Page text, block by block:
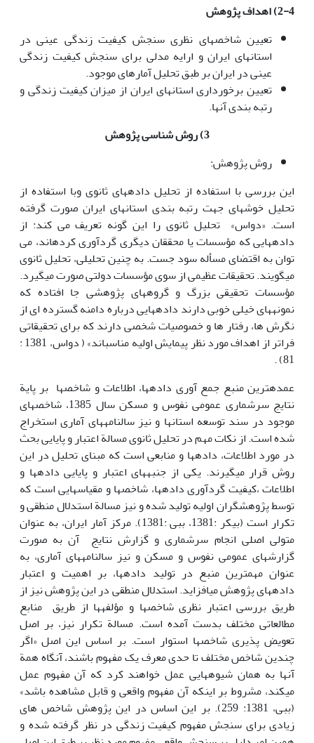
2-4) اهداف پژوهش
تعیین شاخص‎های نظری سنجش کیفیت زندگی عینی در
استان‎های ایران و ارایه مدلی برای سنجش کیفیت زندگی
عینی در ایران بر طبق تحلیل آمارهای موجود.
تعیین برخورداری استان‎های ایران از میزان کیفیت زندگی و
رتبه بندی آن‏ها‏.
3) روش شناسی پژوهش
روش پژوهش:
این بررسی با استفاده از تحلیل داده‏ها‏ی ثانوی وبا استفاده از
تحلیل خوشه‎ای جهت رتبه بندی استان‎های ایران صورت گرفته
است. «دواس» تحلیل ثانوی را این گونه تعریف می کند: از
داده‏ها‏یی که مؤسسات یا محققان دیگری گردآوری کرده‏اند، می
توان به اقتضای مسأله سود جست. به چنین تحلیلی، تحلیل ثانوی
می‎گویند. تحقیقات عظیمی از سوی مؤسسات دولتی صورت می‎گیرد.
مؤسسات تحقیقی بزرگ و گروه‏ها‏ی پژوهشی جا افتاده که
نمونه‏ها‏ی خیلی خوبی دارند داده‏ها‏یی درباره دامنه گسترده ای از
نگرش ها، رفتار ها و خصوصیات شخصی دارند که برای تحقیقاتی
فراتر از اهداف مورد نظر پیمایش اولیه مناسب‎اند» ( دواس، 1381 :
81) .
عمده‎ترین منبع جمع آوری داده‏ها‏، اطلاعات و شاخص‎ها بر پایة
نتایج سرشماری عمومی نفوس و مسکن سال 1385، شاخص‎های
موجود در سند توسعه استان‎ها و نیز سالنامه‏ها‏ی آماری استخراج
شده است. از نکات مهم در تحلیل ثانوی مسالة اعتبار و پایایی بحث
در مورد اطلاعات، داده‏ها‏ و منابعی است که مبنای تحلیل در این
روش قرار می‏گیرند. یکی از جنبه‏ها‏ی اعتبار و پایایی داده‏ها و
اطلاعات ،کیفیت گردآوری داده‏ها‏، شاخص‎ها و مقیاس‎هایی است که
توسط پژوهشگران اولیه تولید شده و نیز مسالة استدلال منطقی و
تکرار است (بیکر :1381، ببی :1381). مرکز آمار ایران، به عنوان
متولی اصلی انجام سرشماری و گزارش نتایج آن به صورت
گزارش‎های عمومی نفوس و مسکن و نیز سالنامه‏ها‏ی آماری، به
عنوان مهم‏ترین منبع در تولید داده‏ها‏، بر اهمیت و اعتبار
داده‎های پژوهش می‏افزاید. استدلال منطقی در این پژوهش نیز از
طریق بررسی اعتبار نظری شاخص‎ها و مؤلفه‏ها‏ از طریق منابع
مطالعاتی مختلف بدست آمده است. مسالة تکرار نیز، بر اصل
تعویض پذیری شاخص‎ها استوار است. بر اساس این اصل «اگر
چندین شاخص مختلف تا حدی معرف یک مفهوم باشند، آنگاه همة
آن‎ها به همان شیوه‏ها‏یی عمل خواهند کرد که آن مفهوم عمل
می‏کند، مشروط بر اینکه آن مفهوم واقعی و قابل مشاهده باشد»
(ببی، 1381: 259). بر این اساس در این پژوهش شاخص های
زیادی برای سنجش مفهوم کیفیت زندگی در نظر گرفته شده و